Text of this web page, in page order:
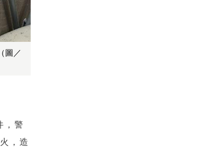
圖／
，警
，造